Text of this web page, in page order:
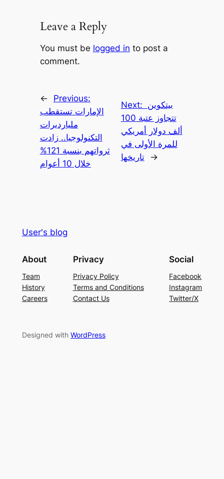
Leave a Reply
You must be logged in to post a
comment.
←
Previous:
الإمارات تستقطب
مليارديرات
التكنولوجيا.. زادت
ثرواتهم بنسبة 121%
خلال 10 أعوام
Next:
تتجاوز عتبة 100
ألف دولار أمريكي
للمرة الأولى في
تاريخها
→
User's blog
About
Team
History
Careers
Privacy
Privacy Policy
Terms and Conditions
Contact Us
Social
Facebook
Instagram
Twitter/X
Designed with WordPress